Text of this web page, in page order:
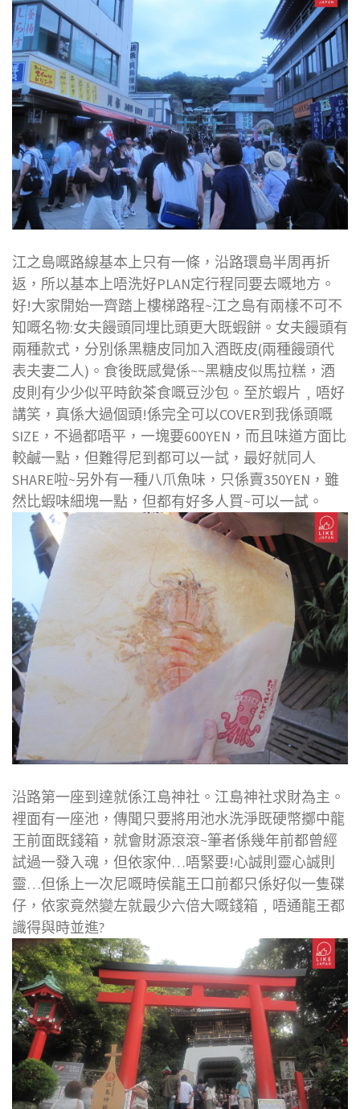
江之島嘅路線基本上只有一條，沿路環島半周再折
返，所以基本上唔洗好PLAN定行程同要去嘅地方。
好!大家開始一齊踏上樓梯路程~江之島有兩樣不可不
知嘅名物:女夫饅頭同埋比頭更大既蝦餅。女夫饅頭有
兩種款式，分別係黑糖皮同加入酒既皮(兩種饅頭代
表夫妻二人)。食後既感覺係~~黑糖皮似馬拉糕，酒
皮則有少少似平時飲茶食嘅豆沙包。至於蝦片﹐唔好
講笑，真係大過個頭!係完全可以COVER到我係頭嘅
SIZE，不過都唔平，一塊要600YEN，而且味道方面比
較鹹一點，但難得尼到都可以一試，最好就同人
SHARE啦~另外有一種八爪魚味，只係賣350YEN，雖
然比蝦味細塊一點，但都有好多人買~可以一試。
沿路第一座到達就係江島神社。江島神社求財為主。
裡面有一座池，傳聞只要將用池水洗淨既硬幣擲中龍
王前面既錢箱，就會財源滾滾~筆者係幾年前都曾經
試過一發入魂，但依家仲…唔緊要!心誠則靈心誠則
靈…但係上一次尼嘅時侯龍王口前都只係好似一隻碟
仔，依家竟然變左就最少六倍大嘅錢箱﹐唔通龍王都
識得與時並進?